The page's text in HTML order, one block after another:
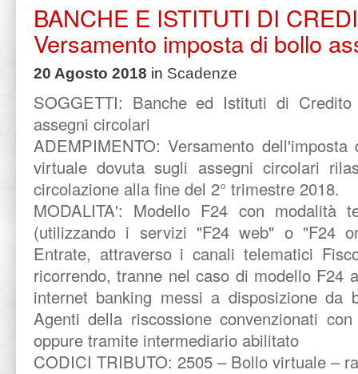
BANCHE E ISTITUTI DI
Versamento imposta di bollo
20 Agosto 2018 in Scadenze
SOGGETTI: Banche ed Istituti di
assegni circolari
ADEMPIMENTO:Versamento
virtuale dovuta sugli assegni circolari
circolazione alla fine del 2° trimestre 2018.
MODALITA': Modello F24 con modalità
(utilizzando i servizi "F24 web" o "F24
Entrate, attraverso i canali telematici
ricorrendo, tranne nel caso di modello F24
internet banking messi a disposizione da
Agenti della riscossione convenzionati
oppure tramite intermediario abilitato
CODICI TRIBUTO: 2505 – Bollo virtuale –